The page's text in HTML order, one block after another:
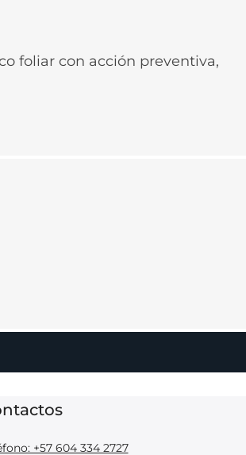
foliar con acción preventiva,
+57 604 334 2727